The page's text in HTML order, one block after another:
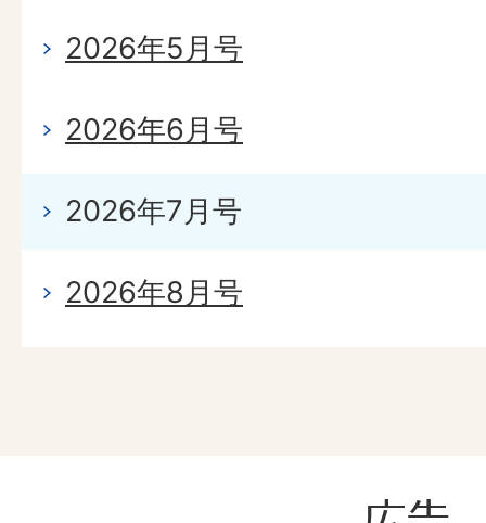
2026年5月号
2026年6月号
2026年7月号
2026年8月号